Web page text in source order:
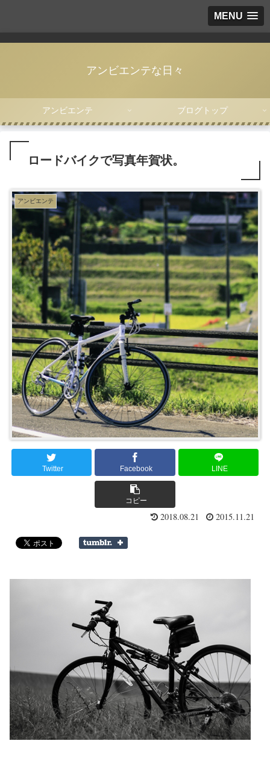
MENU
アンビエンテな日々
アンビエンテ ブログトップ
ロードバイクで写真年賀状。
アンビエンテ
Twitter Facebook LINE
コピー
2018.08.21 2015.11.21